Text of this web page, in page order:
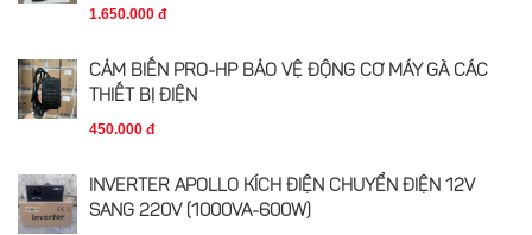
1.650.000 đ
CẢM BIẾN PRO-HP BẢO VỆ ĐỘNG CƠ MÁY GÀ CÁC
THIẾT BỊ ĐIỆN
450.000 đ
INVERTER APOLLO KÍCH ĐIỆN CHUYỂN ĐIỆN 12V
SANG 220V (1000VA-600W)